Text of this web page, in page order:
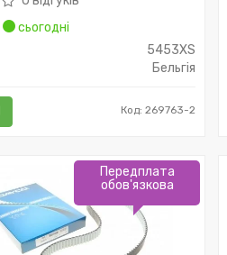
сьогодні
5453XS
Бельгія
Код: 269763-2
Передплата
обов'язкова